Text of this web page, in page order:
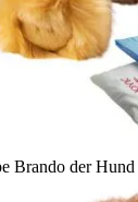
Brando der Hund